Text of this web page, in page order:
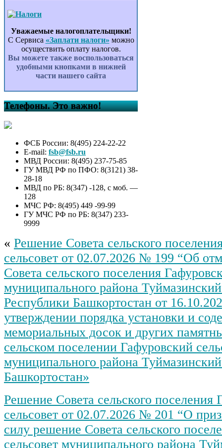
Уважаемые налогоплательщики!
С Сервиса «Заплати налоги» можно
осуществить оплату налогов.
Вы можете также воспользоваться
удобными кнопками в нижней
части нашего сайта
Телефоны. Это важно!
ФСБ России: 8(495) 224-22-22
E-mail: fsb@fsb.ru
МВД России: 8(495) 237-75-85
ГУ МВД РФ по ПФО: 8(3121) 38-
28-18
МВД по РБ: 8(347) -128, с моб. —
128
МЧС РФ: 8(495) 449 -99-99
ГУ МЧС РФ по РБ: 8(347) 233-
9999
« Решение Совета сельского
сельсовет от 02.07.2026 № 199 “Об
Совета сельского поселения
муниципального района
Республики Башкортостан от
утверждении порядка установки и
мемориальных досок и других
сельском поселении Гафуровский
муниципального района
Башкортостан»
Решение Совета сельского поселения
сельсовет от 02.07.2026 № 201 “О
силу решение Совета сельского
сельсовет муниципального района